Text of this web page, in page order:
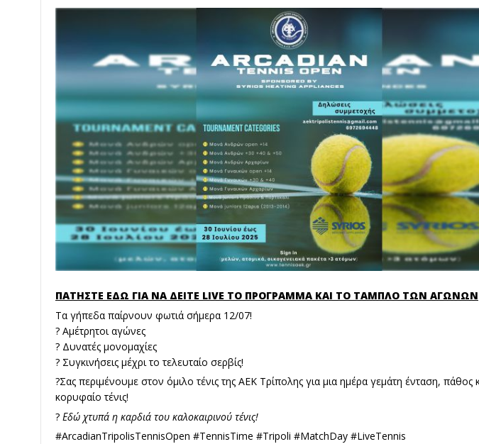
ΠΑΤΗΣΤΕ ΕΔΩ ΓΙΑ ΝΑ ΔΕΙΤΕ LIVE ΤΟ ΠΡΟΓΡΑΜΜΑ ΚΑΙ ΤΟ ΤΑΜΠΛΟ ΤΩΝ ΑΓΩΝΩΝ
Τα γήπεδα παίρνουν φωτιά σήμερα 12/07!
? Αμέτρητοι αγώνες
? Δυνατές μονομαχίες
? Συγκινήσεις μέχρι το τελευταίο σερβίς!
?Σας περιμένουμε στον όμιλο τένις της ΑΕΚ Τρίπολης για μια ημέρα γεμάτη ένταση, πάθος
κορυφαίο τένις!
? Εδώ χτυπά η καρδιά του καλοκαιρινού τένις!
#ArcadianTripolisTennisOpen #TennisTime #Tripoli #MatchDay #LiveTennis